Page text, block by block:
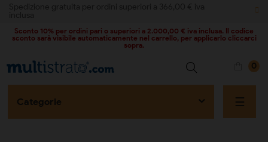
Sconto 10% per ordini pari o superiori a 2.000,00 € iva inclusa. Il codice
sconto sarà visibile automaticamente nel carrello, per applicarlo cliccarci
sopra.
0
Categorie ☰